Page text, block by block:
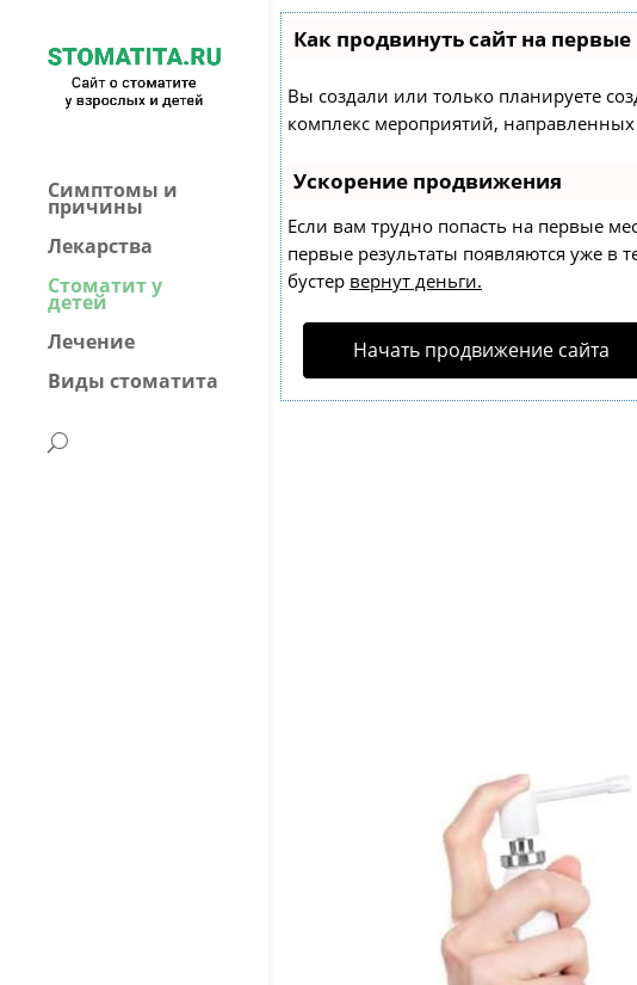
Симптомы и
причины
Лекарства
Стоматит у
детей
Лечение
Виды стоматита
Как продвинуть сайт на первые
Вы создали или только планируете
комплекс мероприятий,
Ускорение продвижения
Если вам трудно попасть на первые
первые результаты появляются уже в
бустер вернут деньги.
Начать продвижение сайта